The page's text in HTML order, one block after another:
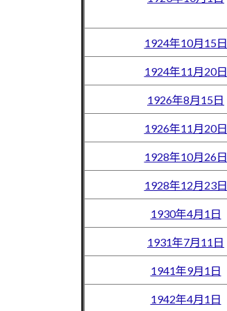
1924年10月15日
1924年11月20日
1926年8月15日
1926年11月20日
1928年10月26日
1928年12月23日
1930年4月1日
1931年7月11日
1941年9月1日
1942年4月1日